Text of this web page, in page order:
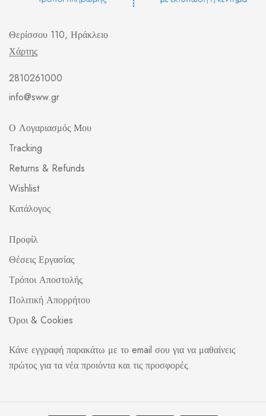
Θερίσσου 110, Ηράκλειο
Χάρτης
2810261000
info@sww.gr
Ο Λογαριασμός Μου
Tracking
Returns & Refunds
Wishlist
Κατάλογος
Προφίλ
Θέσεις Εργασίας
Τρόποι Αποστολής
Πολιτική Απορρήτου
Όροι & Cookies
Κάνε εγγραφή παρακάτω με το email σου για να μαθαίνεις
πρώτος για τα νέα προιόντα και τις προσφορές.